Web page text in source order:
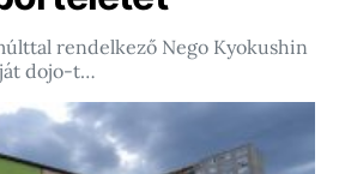
rendelkező Nego Kyokushin
dojo-t…